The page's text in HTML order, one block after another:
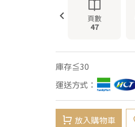
頁數
47
庫存≦30
運送方式：
放入購物車